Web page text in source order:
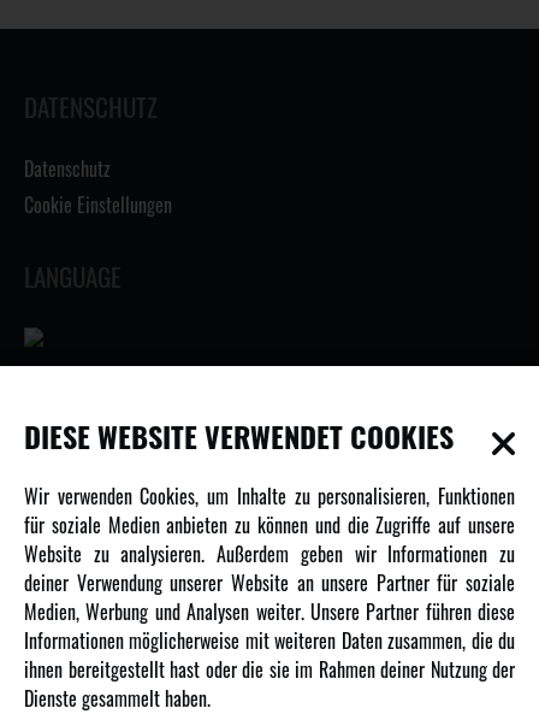
DATENSCHUTZ
Datenschutz
Cookie Einstellungen
LANGUAGE
INFORMATIONEN
Newsletter
Über uns
Karriere
Amewi Kataloge
MEHR VON AMEWI
DIESE WEBSITE VERWENDET COOKIES
Wir verwenden Cookies, um Inhalte zu personalisieren, Funktionen
für soziale Medien anbieten zu können und die Zugriffe auf unsere
Website zu analysieren. Außerdem geben wir Informationen zu
deiner Verwendung unserer Website an unsere Partner für soziale
Medien, Werbung und Analysen weiter. Unsere Partner führen diese
Informationen möglicherweise mit weiteren Daten zusammen, die du
ihnen bereitgestellt hast oder die sie im Rahmen deiner Nutzung der
Dienste gesammelt haben.